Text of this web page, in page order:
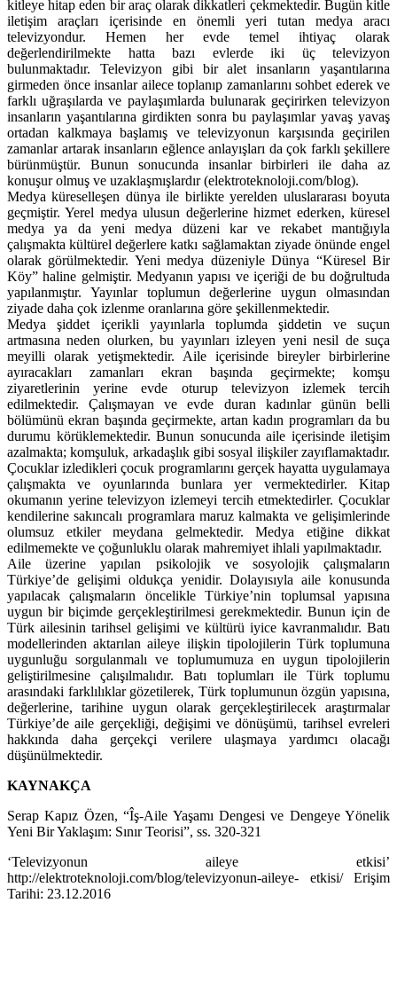
kitleye hitap eden bir araç olarak dikkatleri çekmektedir. Bugün kitle
iletişim araçları içerisinde en önemli yeri tutan medya aracı
televizyondur. Hemen her evde temel ihtiyaç olarak
değerlendirilmekte hatta bazı evlerde iki üç televizyon
bulunmaktadır. Televizyon gibi bir alet insanların yaşantılarına
girmeden önce insanlar ailece toplanıp zamanlarını sohbet ederek ve
farklı uğraşılarda ve paylaşımlarda bulunarak geçirirken televizyon
insanların yaşantılarına girdikten sonra bu paylaşımlar yavaş yavaş
ortadan kalkmaya başlamış ve televizyonun karşısında geçirilen
zamanlar artarak insanların eğlence anlayışları da çok farklı şekillere
bürünmüştür. Bunun sonucunda insanlar birbirleri ile daha az
konuşur olmuş ve uzaklaşmışlardır (elektroteknoloji.com/blog).
Medya küreselleşen dünya ile birlikte yerelden uluslararası boyuta
geçmiştir. Yerel medya ulusun değerlerine hizmet ederken, küresel
medya ya da yeni medya düzeni kar ve rekabet mantığıyla
çalışmakta kültürel değerlere katkı sağlamaktan ziyade önünde engel
olarak görülmektedir. Yeni medya düzeniyle Dünya “Küresel Bir
Köy” haline gelmiştir. Medyanın yapısı ve içeriği de bu doğrultuda
yapılanmıştır. Yayınlar toplumun değerlerine uygun olmasından
ziyade daha çok izlenme oranlarına göre şekillenmektedir.
Medya şiddet içerikli yayınlarla toplumda şiddetin ve suçun
artmasına neden olurken, bu yayınları izleyen yeni nesil de suça
meyilli olarak yetişmektedir. Aile içerisinde bireyler birbirlerine
ayıracakları zamanları ekran başında geçirmekte; komşu
ziyaretlerinin yerine evde oturup televizyon izlemek tercih
edilmektedir. Çalışmayan ve evde duran kadınlar günün belli
bölümünü ekran başında geçirmekte, artan kadın programları da bu
durumu körüklemektedir. Bunun sonucunda aile içerisinde iletişim
azalmakta; komşuluk, arkadaşlık gibi sosyal ilişkiler zayıflamaktadır.
Çocuklar izledikleri çocuk programlarını gerçek hayatta uygulamaya
çalışmakta ve oyunlarında bunlara yer vermektedirler. Kitap
okumanın yerine televizyon izlemeyi tercih etmektedirler. Çocuklar
kendilerine sakıncalı programlara maruz kalmakta ve gelişimlerinde
olumsuz etkiler meydana gelmektedir. Medya etiğine dikkat
edilmemekte ve çoğunluklu olarak mahremiyet ihlali yapılmaktadır.
Aile üzerine yapılan psikolojik ve sosyolojik çalışmaların
Türkiye’de gelişimi oldukça yenidir. Dolayısıyla aile konusunda
yapılacak çalışmaların öncelikle Türkiye’nin toplumsal yapısına
uygun bir biçimde gerçekleştirilmesi gerekmektedir. Bunun için de
Türk ailesinin tarihsel gelişimi ve kültürü iyice kavranmalıdır. Batı
modellerinden aktarılan aileye ilişkin tipolojilerin Türk toplumuna
uygunluğu sorgulanmalı ve toplumumuza en uygun tipolojilerin
geliştirilmesine çalışılmalıdır. Batı toplumları ile Türk toplumu
arasındaki farklılıklar gözetilerek, Türk toplumunun özgün yapısına,
değerlerine, tarihine uygun olarak gerçekleştirilecek araştırmalar
Türkiye’de aile gerçekliği, değişimi ve dönüşümü, tarihsel evreleri
hakkında daha gerçekçi verilere ulaşmaya yardımcı olacağı
düşünülmektedir.
KAYNAKÇA
Serap Kapız Özen, “Îş-Aile Yaşamı Dengesi ve Dengeye Yönelik
Yeni Bir Yaklaşım: Sınır Teorisi”, ss. 320-321
‘Televizyonun aileye etkisi’
http://elektroteknoloji.com/blog/televizyonun-aileye- etkisi/ Erişim
Tarihi: 23.12.2016